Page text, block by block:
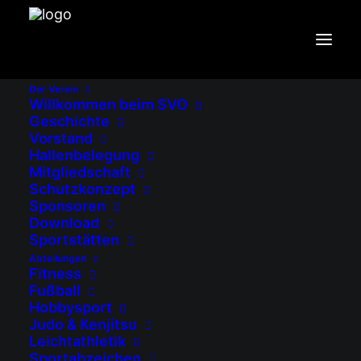
Der Verein
Willkommen beim SVO
Geschichte
Vorstand
Hallenbelegung
Mitgliedschaft
Schutzkonzept
Sponsoren
Download
Sportstätten
Abteilungen
Fitness
Fußball
Hobbysport
Judo & Kenjitsu
Leichtathletik
GOLDENE ÄHRE FÜR DEN
Startseite
Goldene Ähre für den SVO
Jahreshauptversammlung wurde vom
Bayerischen Fußballverband (BFV) an den